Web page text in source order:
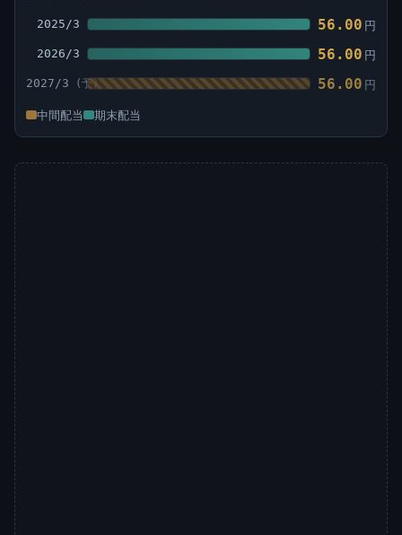
2025/3 56.00 円
2026/3 56.00 円
2027/3 56.00 円
中間配当 期末配当